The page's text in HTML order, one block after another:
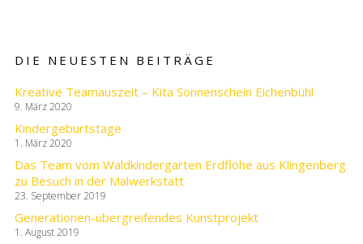
DIE NEUESTEN BEITRÄGE
Kreative Teamauszeit – Kita Sonnenschein Eichenbühl
9. März 2020
Kindergeburtstage
1. März 2020
Das Team vom Waldkindergarten Erdflöhe aus Klingenberg
zu Besuch in der Malwerkstatt
23. September 2019
Generationen-übergreifendes Kunstprojekt
1. August 2019